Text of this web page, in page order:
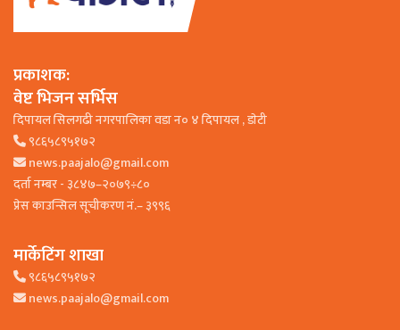
प्रकाशक:
वेष्ट भिजन सर्भिस
दिपायल सिलगढी नगरपालिका वडा न० ४ दिपायल , डाेटी
९८६५८९५१७२
news.paajalo@gmail.com
दर्ता नम्बर - ३८४७–२०७९÷८०
प्रेस काउन्सिल सूचीकरण नं.– ३९९६
मार्केटिंग शाखा
९८६५८९५१७२
news.paajalo@gmail.com